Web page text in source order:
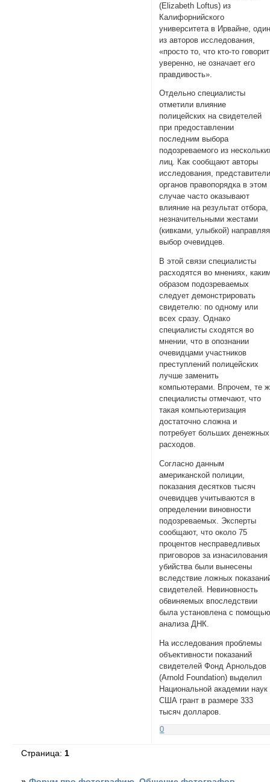
(Elizabeth Loftus) из
Калифорнийского
университета в Ирвайне,
из авторов исследования,
«просто то, что кто-то говорит
уверенно, не означает его
правдивость».
Отдельно специалисты
отметили влияние
полицейских на свидетелей
при предоставлении
последним выбора
подозреваемого из
лиц. Как сообщают авторы
исследования,
органов правопорядка в этом
случае часто оказывают
влияние на результат отбора,
незначительными жестами
(кивками, улыбкой) направляя
выбор очевидцев.
В этой связи специалисты
расходятся во мнениях,
образом подозреваемых
следует демонстрировать
свидетелю: по одному или
всех сразу. Однако
специалисты сходятся во
мнении, что в опознании
очевидцами участников
преступлений полицейских
лучше заменить
компьютерами. Впрочем, те
специалисты отмечают, что
такая компьютеризация
достаточно сложна и
потребует больших денежных
расходов.
Согласно данным
американской полиции,
показания десятков тысяч
очевидцев учитываются в
определении виновности
подозреваемых. Эксперты
сообщают, что около 75
процентов несправедливых
приговоров за изнасилования
убийства были вынесены
вследствие ложных
свидетелей. Невиновность
обвиняемых впоследствии
была установлена с
анализа ДНК.
На исследования проблемы
объективности показаний
свидетелей Фонд Арнольдов
(Arnold Foundation) выделил
Национальной академии наук
США грант в размере 333
тысяч долларов.
0
Страница: 1